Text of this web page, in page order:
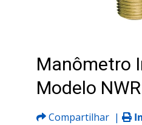
Manômetro
Modelo NWR
Compartilhar |